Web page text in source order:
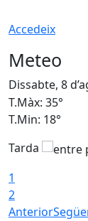
Accedeix
Meteo
Dissabte, 8
T.Màx: 35°
T.Min: 18°
Tarda
1
2
Anterior